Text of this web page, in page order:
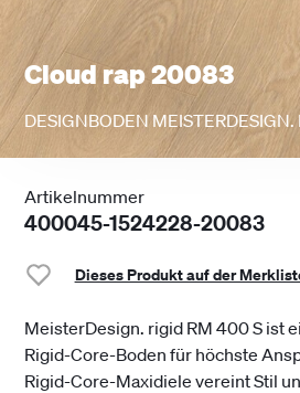
Cloud rap 20083
DESIGNBODEN
Artikelnummer
400045-1524228-20083
Dieses Produkt auf der
MeisterDesign. rigid RM 400 S ist
Rigid-Core-Boden für höchste
Rigid-Core-Maxidiele vereint Stil